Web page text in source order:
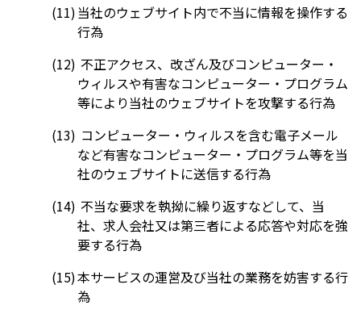
当社のウェブサイト内で不当に情報を操作する
行為
不正アクセス、改ざん及びコンピューター・
ウィルスや有害なコンピューター・プログラム
等により当社のウェブサイトを攻撃する行為
コンピューター・ウィルスを含む電子メール
など有害なコンピューター・プログラム等を当
社のウェブサイトに送信する行為
不当な要求を執拗に繰り返すなどして、当
社、求人会社又は第三者による応答や対応を強
要する行為
本サービスの運営及び当社の業務を妨害する行
為